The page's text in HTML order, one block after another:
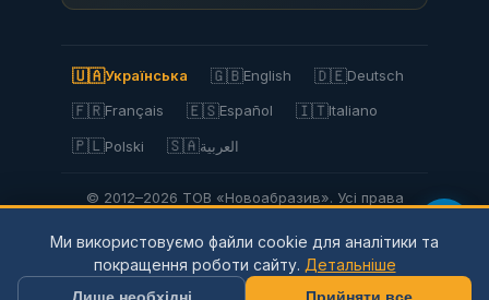
🇺🇦Українська 🇬🇧English 🇩🇪Deutsch
🇫🇷Français 🇪🇸Español 🇮🇹Italiano
🇵🇱Polski 🇸🇦العربية
© 2012–2026 ТОВ «Новоабразив». Усі права
Privacy PolicyПолітика конфіденційності
Використання файлів cookieУмови використання
Доставка та оплата
Повернення Мапа сайту
Ми використовуємо файли cookie для аналітики та
покращення роботи сайту. Детальніше